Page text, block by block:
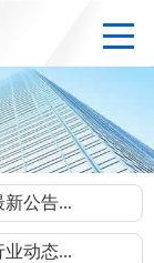
新公告...
业动态...